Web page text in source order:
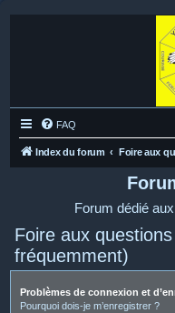
FAQ
Index du forum Foire aux
Forum dédié
Foire aux
fréquemment)
Problèmes de connexion et
Pourquoi dois-je m’enregistrer ?